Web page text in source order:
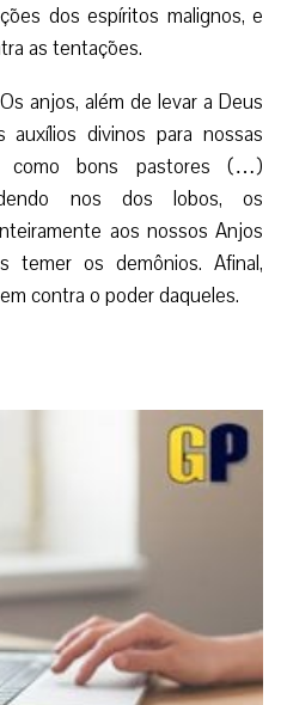
dos espíritos malignos, e
as tentações.
anjos, além de levar a Deus
divinos para nossas
como bons pastores (…)
nos dos lobos, os
aos nossos Anjos
temer os demônios. Afinal,
contra o poder daqueles.